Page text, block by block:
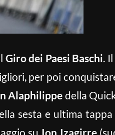
Giro dei Paesi Baschi.
per poi
Alaphilippedella
sesta e ultima tappa
su Ion Izagirre